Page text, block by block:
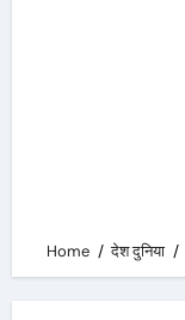
Home देश दुनिया